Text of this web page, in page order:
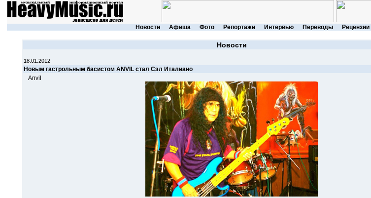
Новости Афиша Фото Репортажи Интервью Переводы Рецензии
Новости
18.01.2012
Новым гастрольным басистом ANVIL стал Сэл Италиано
Anvil